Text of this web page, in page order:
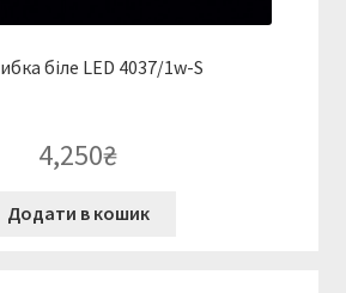
біле LED 4037/1w-S
4,250₴
Додати в кошик